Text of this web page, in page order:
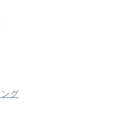
グ